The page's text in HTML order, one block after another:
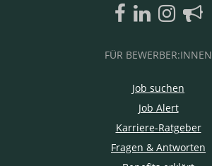
FÜR BEWERBER:INNEN
Job suchen
Job Alert
Karriere-Ratgeber
Fragen & Antworten